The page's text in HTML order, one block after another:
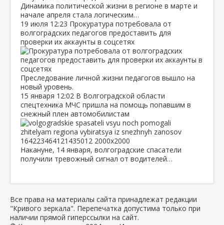
Динамика политической жизни в регионе в марте и
начале апреля стала логическим…
19 июля 12:23 Прокуратура потребовала от
волгоградских педагогов предоставить для
проверки их аккаунты в соцсетях
Преследование личной жизни педагогов вышло на
новый уровень.
15 января 12:02 В Волгоградской области
спецтехника МЧС пришла на помощь попавшим в
снежный плен автомобилистам
Накануне, 14 января, волгоградские спасатели
получили тревожный сигнал от водителей…
Все права на материалы сайта принадлежат редакции
"Кривого зеркала". Перепечатка допустима только при
наличии прямой гиперссылки на сайт.